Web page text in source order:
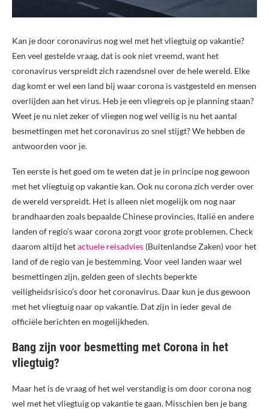
Kan je door coronavirus nog wel met het vliegtuig op vakantie?
Een veel gestelde vraag, dat is ook niet vreemd, want het
coronavirus verspreidt zich razendsnel over de hele wereld. Elke
dag komt er wel een land bij waar corona is vastgesteld en mensen
overlijden aan het virus. Heb je een vliegreis op je planning staan?
Weet je nu niet zeker of vliegen nog wel veilig is nu het aantal
besmettingen met het coronavirus zo snel stijgt? We hebben de
antwoorden voor je.
Ten eerste is het goed om te weten dat je in principe nog gewoon
met het vliegtuig op vakantie kan. Ook nu corona zich verder over
de wereld verspreidt. Het is alleen niet mogelijk om nog naar
brandhaarden zoals bepaalde Chinese provincies, Italië en andere
landen of regio’s waar corona zorgt voor grote problemen. Check
daarom altijd hetactuele reisadvies (Buitenlandse Zaken) voor het
land of de regio van je bestemming. Voor veel landen waar wel
besmettingen zijn, gelden geen of slechts beperkte
veiligheidsrisico’s door het coronavirus. Daar kun je dus gewoon
met het vliegtuig naar op vakantie. Dat zijn in ieder geval de
officiële berichten en mogelijkheden.
Bang zijn voor besmetting met Corona in het
vliegtuig?
Maar het is de vraag of het wel verstandig is om door corona nog
wel met het vliegtuig op vakantie te gaan. Misschien ben je bang